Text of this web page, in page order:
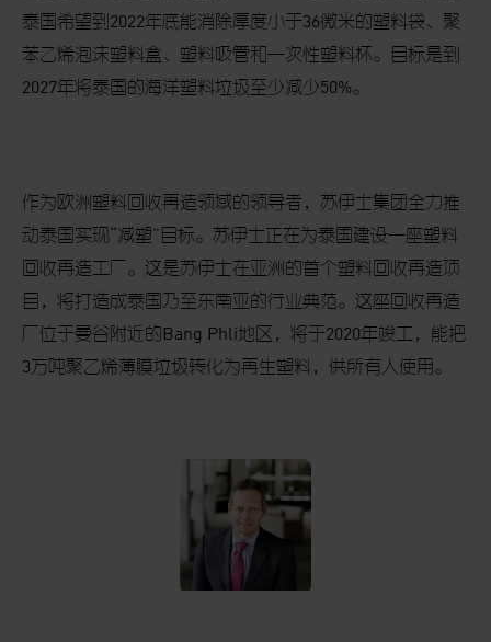
泰国希望到2022年底能消除厚度小于36微米的塑料袋、聚
苯乙烯泡沫塑料盒、塑料吸管和一次性塑料杯。目标是到
2027年将泰国的海洋塑料垃圾至少减少50%。
作为欧洲塑料回收再造领域的领导者，苏伊士集团全力推
动泰国实现“减塑”目标。苏伊士正在为泰国建设一座塑料
回收再造工厂。这是苏伊士在亚洲的首个塑料回收再造项
目，将打造成泰国乃至东南亚的行业典范。这座回收再造
厂位于曼谷附近的Bang Phli地区，将于2020年竣工，能把
3万吨聚乙烯薄膜垃圾转化为再生塑料，供所有人使用。